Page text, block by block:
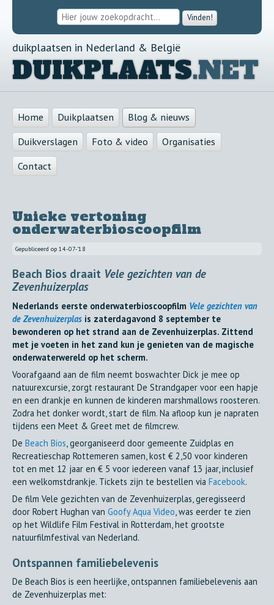
Vinden!
duikplaatsen in Nederland & België
DUIKPLAATS.NET
Home Duikplaatsen
Blog & nieuws
Duikverslagen
Foto & video
Organisaties
Contact
Unieke vertoning
onderwaterbioscoopfilm
Gepubliceerd op 14-07-'18
Beach Bios draait Vele gezichten van de
Zevenhuizerplas
Nederlands eerste onderwaterbioscoopfilm Vele gezichten van
de Zevenhuizerplas is zaterdagavond 8 september te
bewonderen op het strand aan de Zevenhuizerplas. Zittend
met je voeten in het zand kun je genieten van de magische
onderwaterwereld op het scherm.
Voorafgaand aan de film neemt boswachter Dick je mee op
natuurexcursie, zorgt restaurant De Strandgaper voor een hapje
en een drankje en kunnen de kinderen marshmallows roosteren.
Zodra het donker wordt, start de film. Na afloop kun je napraten
tijdens een Meet & Greet met de filmcrew.
De Beach Bios, georganiseerd door gemeente Zuidplas en
Recreatieschap Rottemeren samen, kost € 2,50 voor kinderen
tot en met 12 jaar en € 5 voor iedereen vanaf 13 jaar, inclusief
een welkomstdrankje. Tickets zijn te bestellen via Facebook.
De film Vele gezichten van de Zevenhuizerplas, geregisseerd
door Robert Hughan van Goofy Aqua Video, was eerder te zien
op het Wildlife Film Festival in Rotterdam, het grootste
natuurfilmfestival van Nederland.
Ontspannen familiebelevenis
De Beach Bios is een heerlijke, ontspannen familiebelevenis aan
de Zevenhuizerplas met: